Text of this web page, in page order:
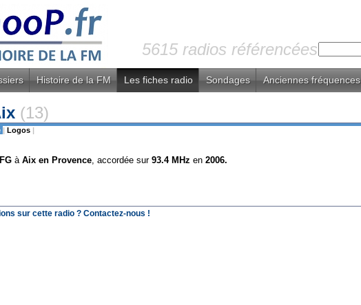
5615 radios référencées
Histoire de la FM Les fiches radio Sondages Anciennes fréquences
(13)
| Logos |
FG àAix en Provence, accordée sur 93.4 MHz en 2006.
sur cette radio ? Contactez-nous !